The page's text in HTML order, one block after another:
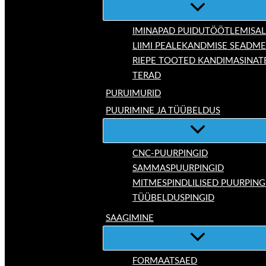
IMINAPAD
LIIMI PEALEKANDMISE
RIEPE TOOTED
TERAD
PURUIMURID
PUURIMINE JA TÜÜBELDUS
CNC-PUURPINGID
SAMMASPUURPINGID
MITMESPINDLILISED
TÜÜBELDUSPINGID
SAAGIMINE
FORMAATSAED